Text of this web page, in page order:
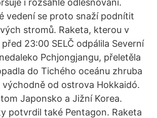
i rozsáhlé odlesňování.
vedení se proto snaží podnítit
stromů. Raketa, kterou v
23:00 SELČ odpálila Severní
Pchjongjangu, přeletěla
do Tichého oceánu zhruba
východně od ostrova Hokkaidó.
Japonsko a Jižní Korea.
potvrdil také Pentagon. Raketa